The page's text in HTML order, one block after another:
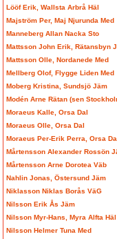
Lööf Erik, Wallsta Arbrå Häl
Majström Per, Maj Njurunda Med
Manneberg Allan Nacka Sto
Mattsson John Erik, Rätansbyn
Mattsson Olle, Nordanede Med
Mellberg Olof, Flygge Liden Med
Moberg Kristina, Sundsjö Jäm
Modén Arne Rätan (sen
Moraeus Kalle, Orsa Dal
Moraeus Olle, Orsa Dal
Moraeus Per-Erik Perra, Orsa
Mårtensson Alexander Rossön
Mårtensson Arne Dorotea Väb
Nahlin Jonas, Östersund Jäm
Niklasson Niklas Borås VäG
Nilsson Erik Ås Jäm
Nilsson Myr-Hans, Myra Alfta Häl
Nilsson Helmer Tuna Med